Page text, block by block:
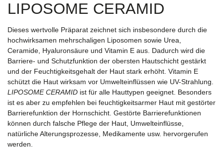
LIPOSOME CERAMID
Dieses wertvolle Präparat zeichnet sich insbesondere durch die
hochwirksamen mehrschaligen Liposomen sowie Urea,
Ceramide, Hyaluronsäure und Vitamin E aus. Dadurch wird die
Barriere- und Schutzfunktion der obersten Hautschicht gestärkt
und der Feuchtigkeitsgehalt der Haut stark erhöht. Vitamin E
schützt die Haut wirksam vor Umwelteinflüssen wie UV-Strahlung.
LIPOSOME CERAMID ist für alle Hauttypen geeignet. Besonders
ist es aber zu empfehlen bei feuchtigkeitsarmer Haut mit gestörter
Barrierefunktion der Hornschicht. Gestörte Barrierefunktionen
können durch falsche Pflege der Haut, Umwelteinflüsse,
natürliche Alterungsprozesse, Medikamente usw. hervorgerufen
werden.